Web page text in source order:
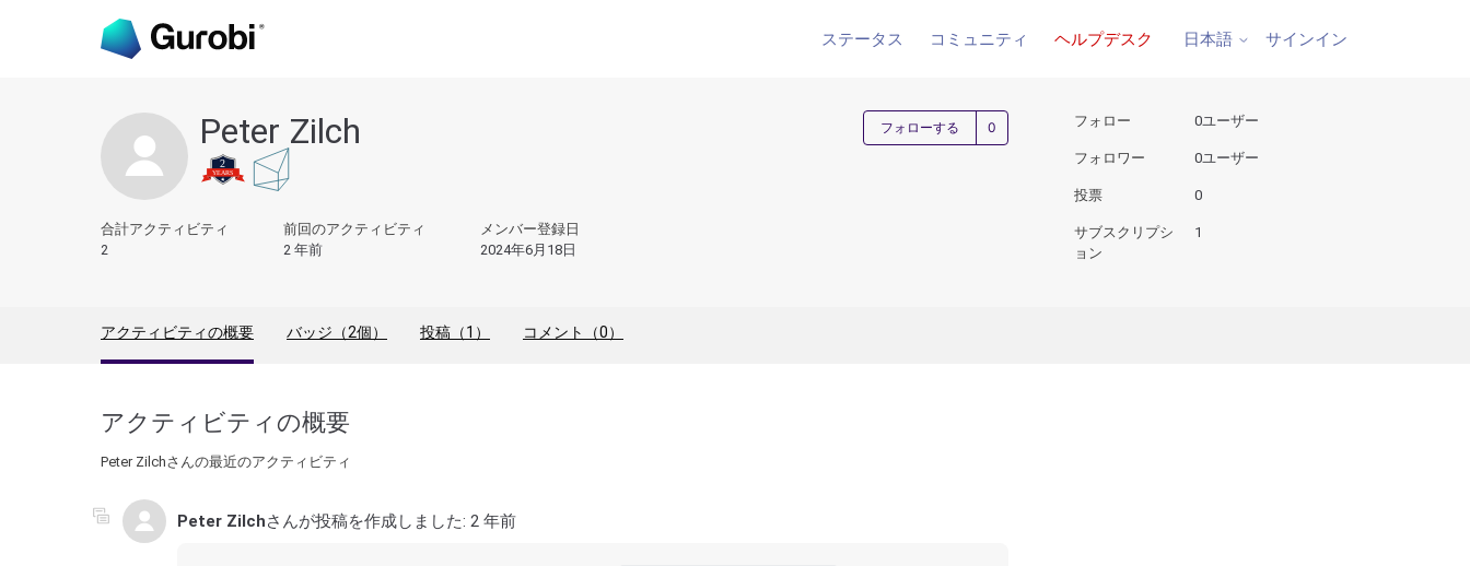
ステータス コミュニティ ヘルプデスク 日本語 サインイン
Peter Zilch フォローする 0人がフォロー中
合計アクティビティ
2
前回のアクティビティ
2 年前
メンバー登録日
2024年6月18日
フォロー 0ユーザー
フォロワー 0ユーザー
投票 0
サブスクリプシ
ョン
1
アクティビティの概要 バッジ（2個） 投稿（1） コメント（0）
アクティビティの概要
Peter Zilchさんの最近のアクティビティ
Peter Zilchさんが投稿を作成しました: 2 年前